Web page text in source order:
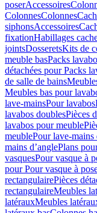
poserAccessoires
ColonnesColonnes
siphonsAccessoires
fixationHabillages
jointsDosseretsKits de
meuble basPacks
détachées pour Packs
de salle de bains
Meubles bas pour
lave-mainsPour lavabos
lavabos doublesPièces
lavabos pour meuble
meublePour lave-mains
mains d’anglePlans
vasquesPour vasque à
pour Pour vasque à
rectangulairePièces
rectangulaireMeubles
latérauxMeubles